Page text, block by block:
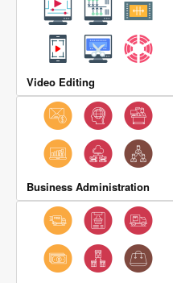
Video Editing
Business Administration